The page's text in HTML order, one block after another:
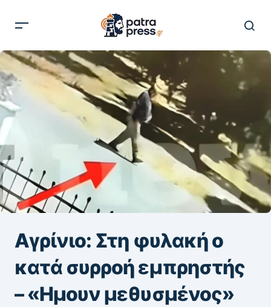
Αγρίνιο: Στη φυλακή ο
κατά συρροή εμπρηστής
– «Ημουν μεθυσμένος»